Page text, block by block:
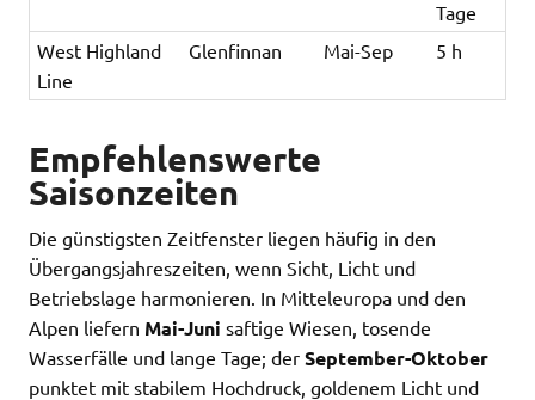
Tage
West Highland
Line
Glenfinnan Mai-Sep 5 h
Empfehlenswerte
Saisonzeiten
Die günstigsten Zeitfenster liegen häufig in den
Übergangsjahreszeiten, wenn Sicht, Licht und
Betriebslage harmonieren. In Mitteleuropa und den
Alpen liefern Mai-Juni saftige Wiesen, tosende
Wasserfälle und lange Tage; der September-Oktober
punktet mit stabilem Hochdruck, goldenem Licht und